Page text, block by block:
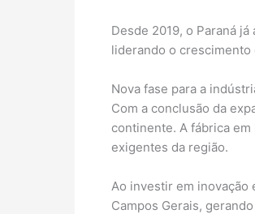
Desde 2019, o Paraná
liderando o
Nova fase para a
Com a conclusão da
continente. A fábrica
exigentes da região.
Ao investir em inovação
Campos Gerais,